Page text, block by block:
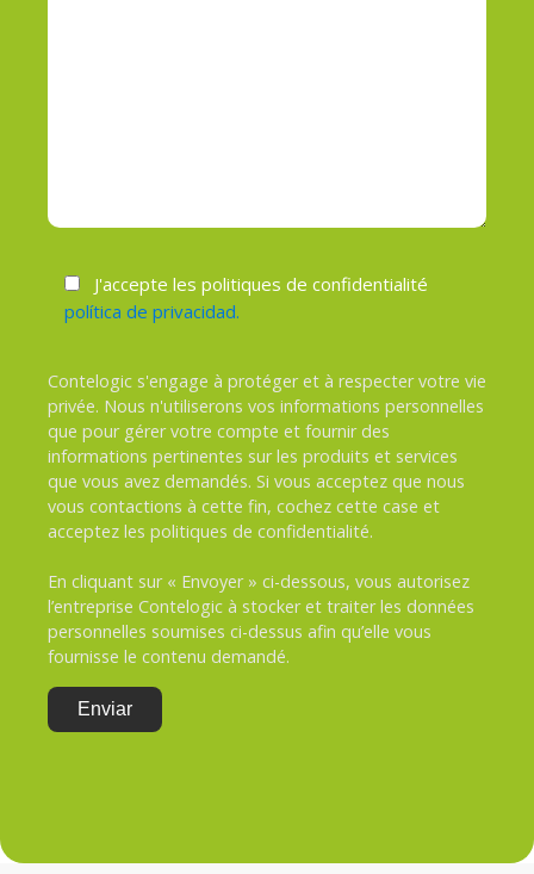
J'accepte les politiques de confidentialité
política de privacidad.
Contelogic s'engage à protéger et à respecter votre vie
privée. Nous n'utiliserons vos informations personnelles
que pour gérer votre compte et fournir des
informations pertinentes sur les produits et services
que vous avez demandés. Si vous acceptez que nous
vous contactions à cette fin, cochez cette case et
acceptez les politiques de confidentialité.
En cliquant sur « Envoyer » ci-dessous, vous autorisez
l’entreprise Contelogic à stocker et traiter les données
personnelles soumises ci-dessus afin qu’elle vous
fournisse le contenu demandé.